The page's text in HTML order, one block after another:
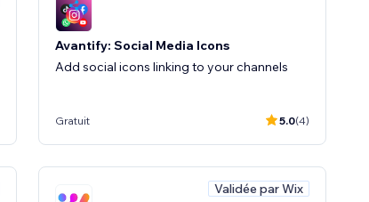
Avantify: Social Media Icons
Add social icons linking to your channels
Gratuit 5.0(4)
Validée par Wix